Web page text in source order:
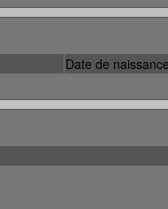
Date de